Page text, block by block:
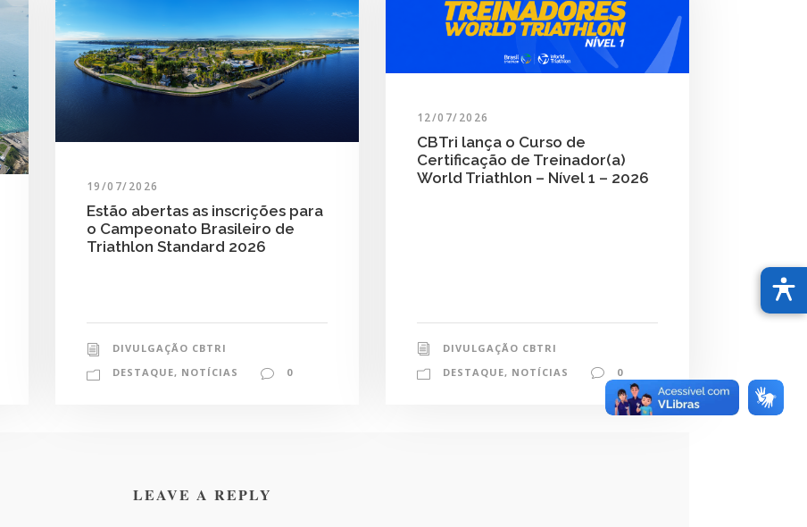
19/07/2026
Estão abertas as inscrições para
o Campeonato Brasileiro de
Triathlon Standard 2026
DIVULGAÇÃO CBTRI
DESTAQUE, NOTÍCIAS 0
12/07/2026
CBTri lança o Curso de
Certificação de Treinador(a)
World Triathlon – Nível 1 – 2026
DIVULGAÇÃO CBTRI
DESTAQUE, NOTÍCIAS 0
LEAVE A REPLY